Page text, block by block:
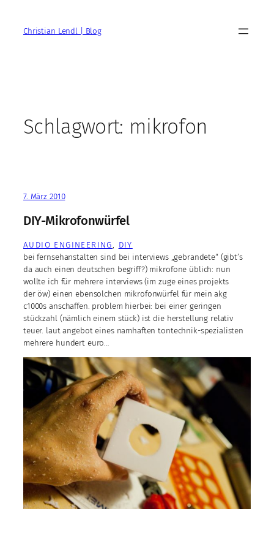
springenChristian Lendl | Blog
Schlagwort: mikrofon
7. März 2010
DIY-Mikrofonwürfel
AUDIO ENGINEERING, DIY
bei fernsehanstalten sind bei interviews „gebrandete“ (gibt’s
da auch einen deutschen begriff?) mikrofone üblich: nun
wollte ich für mehrere interviews (im zuge eines projekts
der öw) einen ebensolchen mikrofonwürfel für mein akg
c1000s anschaffen. problem hierbei: bei einer geringen
stückzahl (nämlich einem stück) ist die herstellung relativ
teuer. laut angebot eines namhaften tontechnik-spezialisten
mehrere hundert euro…